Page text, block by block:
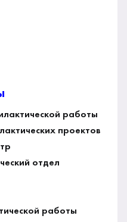
работы
проектов
отдел
работы